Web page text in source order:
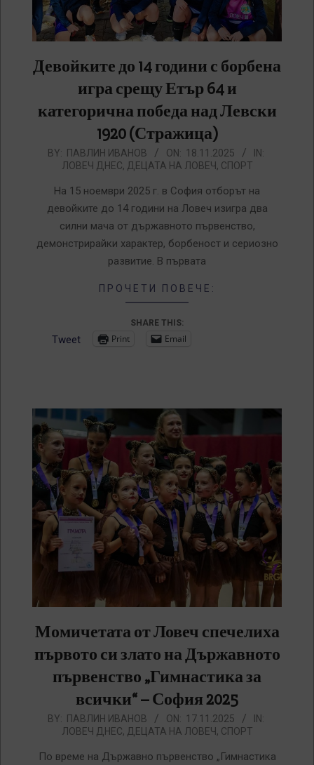
Девойките до 14 години с борбена
игра срещу Етър 64 и
категорична победа над Левски
1920 (Стражица)
2025-
BY: ПАВЛИН ИВАНОВ ON: 18.11.2025
IN:
ЛОВЕЧ ДНЕС, ДЕЦАТА НА ЛОВЕЧ, СПОРТ
На 15 ноември 2025 г. в София отборът на
девойките до 14 години на Ловеч изигра два
силни мача от държавното първенство,
демонстрирайки характер, борбеност и сериозно
развитие. В първата
ПРОЧЕТИ ПОВЕЧЕ:
SHARE THIS:
Tweet Print Email
Момичетата от Ловеч спечелиха
първото си злато на Държавното
първенство „Гимнастика за
всички“ – София 2025
2025-
17
BY: ПАВЛИН ИВАНОВ ON: 17.11.2025
IN:
ЛОВЕЧ ДНЕС, ДЕЦАТА НА ЛОВЕЧ, СПОРТ
По време на Държавно първенство „Гимнастика